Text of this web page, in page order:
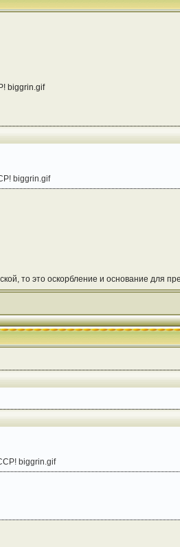
biggrin.gif
biggrin.gif
то это оскорбление и основание для
biggrin.gif